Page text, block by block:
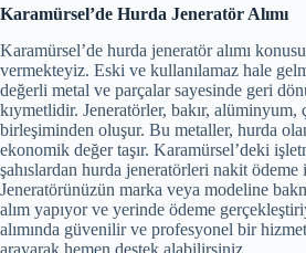
Karamürsel’de Hurda Jeneratör Alımı
Karamürsel’de hurda jeneratör alımı
vermekteyiz. Eski ve kullanılamaz hale
değerli metal ve parçalar sayesinde geri
kıymetlidir. Jeneratörler, bakır,
birleşiminden oluşur. Bu metaller, hurda
ekonomik değer taşır. Karamürsel’deki
şahıslardan hurda jeneratörleri nakit ödeme
Jeneratörünüzün marka veya modeline
alım yapıyor ve yerinde ödeme
alımında güvenilir ve profesyonel bir
arayarak hemen destek alabilirsiniz.